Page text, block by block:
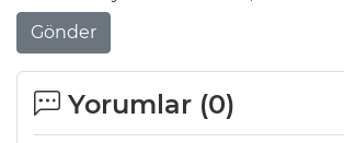
Gönder
Yorumlar (0)